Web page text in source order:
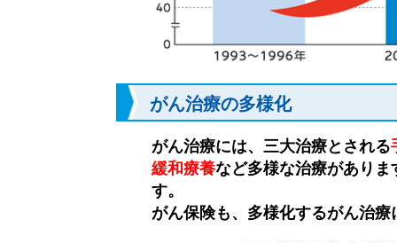
がん治療の多様化
がん治療には、三大治療とされる
緩和療養など多様な治療があり
す。
がん保険も、多様化するがん治